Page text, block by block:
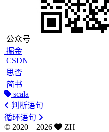
公众号
掘金
CSDN
思否
简书
scala
判断语句
循环语句
© 2020 – 2026
ZH